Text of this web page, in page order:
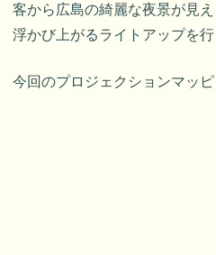
客から広島の綺麗な夜景が見
浮かび上がるライトアップを行
今回のプロジェクションマッ